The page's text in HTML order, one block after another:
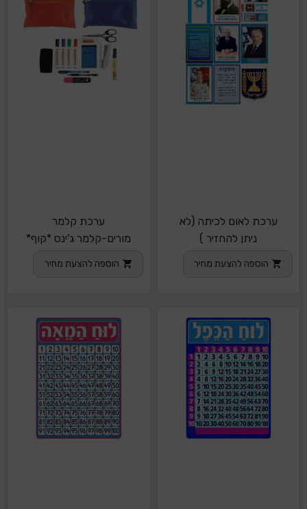
ערכת לאום לכיתה (לא
ניתן להחזיר )
הוספה להצעת מחיר
ערכת קלמר
מורים-קלמר ג'ינס *קוף*
הוספה להצעת מחיר